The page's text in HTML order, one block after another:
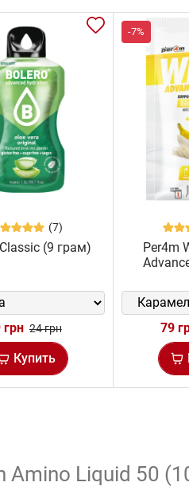
(7)
(9 грам)
грн 24 грн
Купить
-7%
Per4m
79
Amino Liquid 50